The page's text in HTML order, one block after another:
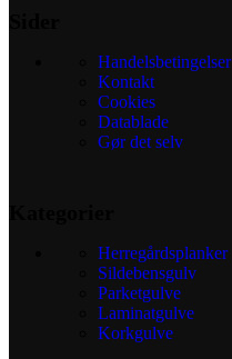
Handelsbetingelser
Kontakt
Cookies
Datablade
Gør det selv
Herregårdsplanker
Sildebensgulv
Parketgulve
Laminatgulve
Korkgulve